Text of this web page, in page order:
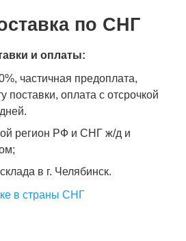
по СНГ
и оплаты:
частичная предоплата,
поставки, оплата с отсрочкой
регион РФ и СНГ ж/д и
в г. Челябинск.
в страны СНГ